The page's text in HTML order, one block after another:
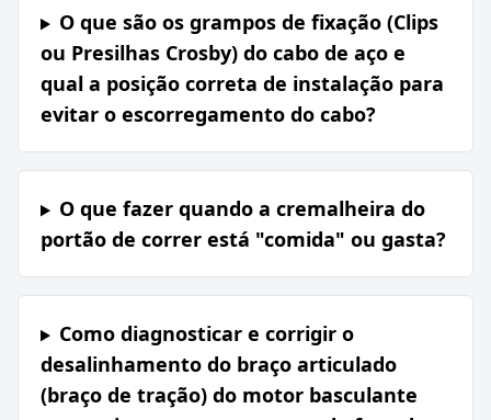
O que são os grampos de fixação (Clips
ou Presilhas Crosby) do cabo de aço e
qual a posição correta de instalação para
evitar o escorregamento do cabo?
O que fazer quando a cremalheira do
portão de correr está "comida" ou gasta?
Como diagnosticar e corrigir o
desalinhamento do braço articulado
(braço de tração) do motor basculante